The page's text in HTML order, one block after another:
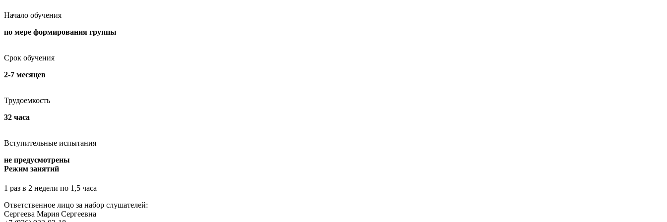
Начало обучения
по мере формирования группы
Срок обучения
2-7 месяцев
Трудоемкость
32 часа
Вступительные испытания
не предусмотрены
Режим занятий
1 раз в 2 недели по 1,5 часа
Ответственное лицо за набор слушателей:
Сергеева Мария Сергеевна